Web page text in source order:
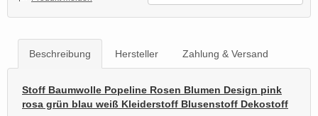
Beschreibung Hersteller Zahlung & Versand
Stoff Baumwolle Popeline Rosen Blumen Design pink
rosa grün blau weiß Kleiderstoff Blusenstoff Dekostoff